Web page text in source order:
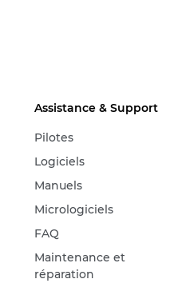
Assistance & Support
Pilotes
Logiciels
Manuels
Micrologiciels
FAQ
Maintenance et
réparation